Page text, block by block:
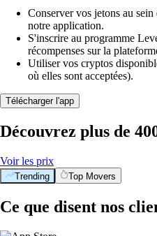
Conserver vos jetons au
notre application.
S'inscrire au programme
récompenses sur la
Utiliser vos cryptos
où elles sont acceptées).
Télécharger l'app
Découvrez plus de
Voir les prix
Trending Top Movers
Ce que disent nos